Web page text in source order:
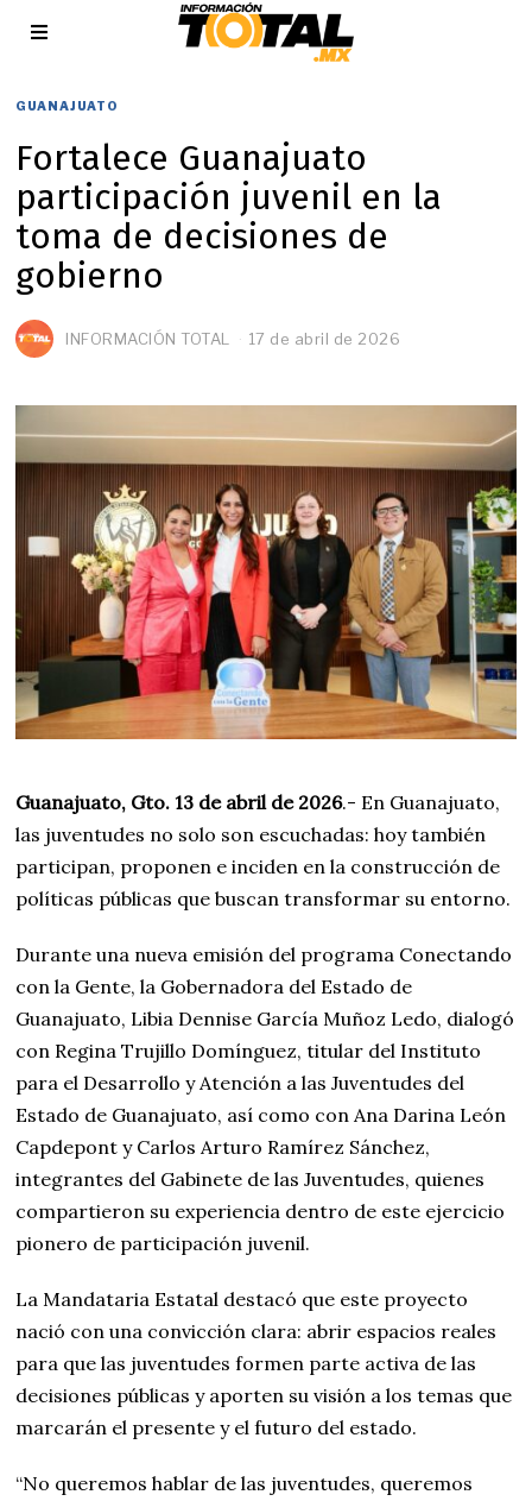
GUANAJUATO
Fortalece Guanajuato
participación juvenil en la
toma de decisiones de
gobierno
INFORMACIÓN TOTAL 17 de abril de 2026
Guanajuato, Gto. 13 de abril de 2026.- En Guanajuato,
las juventudes no solo son escuchadas: hoy también
participan, proponen e inciden en la construcción de
políticas públicas que buscan transformar su entorno.
Durante una nueva emisión del programa Conectando
con la Gente, la Gobernadora del Estado de
Guanajuato, Libia Dennise García Muñoz Ledo, dialogó
con Regina Trujillo Domínguez, titular del Instituto
para el Desarrollo y Atención a las Juventudes del
Estado de Guanajuato, así como con Ana Darina León
Capdepont y Carlos Arturo Ramírez Sánchez,
integrantes del Gabinete de las Juventudes, quienes
compartieron su experiencia dentro de este ejercicio
pionero de participación juvenil.
La Mandataria Estatal destacó que este proyecto
nació con una convicción clara: abrir espacios reales
para que las juventudes formen parte activa de las
decisiones públicas y aporten su visión a los temas que
marcarán el presente y el futuro del estado.
“No queremos hablar de las juventudes, queremos